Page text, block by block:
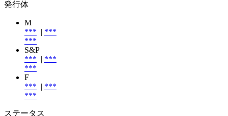
発行体
M
*** | ***
***
S&P
*** | ***
***
F
*** | ***
***
ステータス